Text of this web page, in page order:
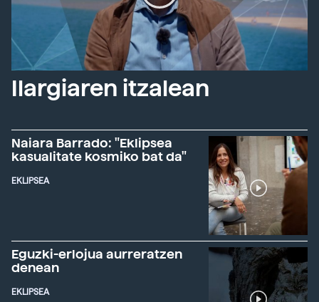
Ilargiaren itzalean
Naiara Barrado: "Eklipsea
kasualitate kosmiko bat da"
EKLIPSEA
Eguzki-erlojua aurreratzen
denean
EKLIPSEA